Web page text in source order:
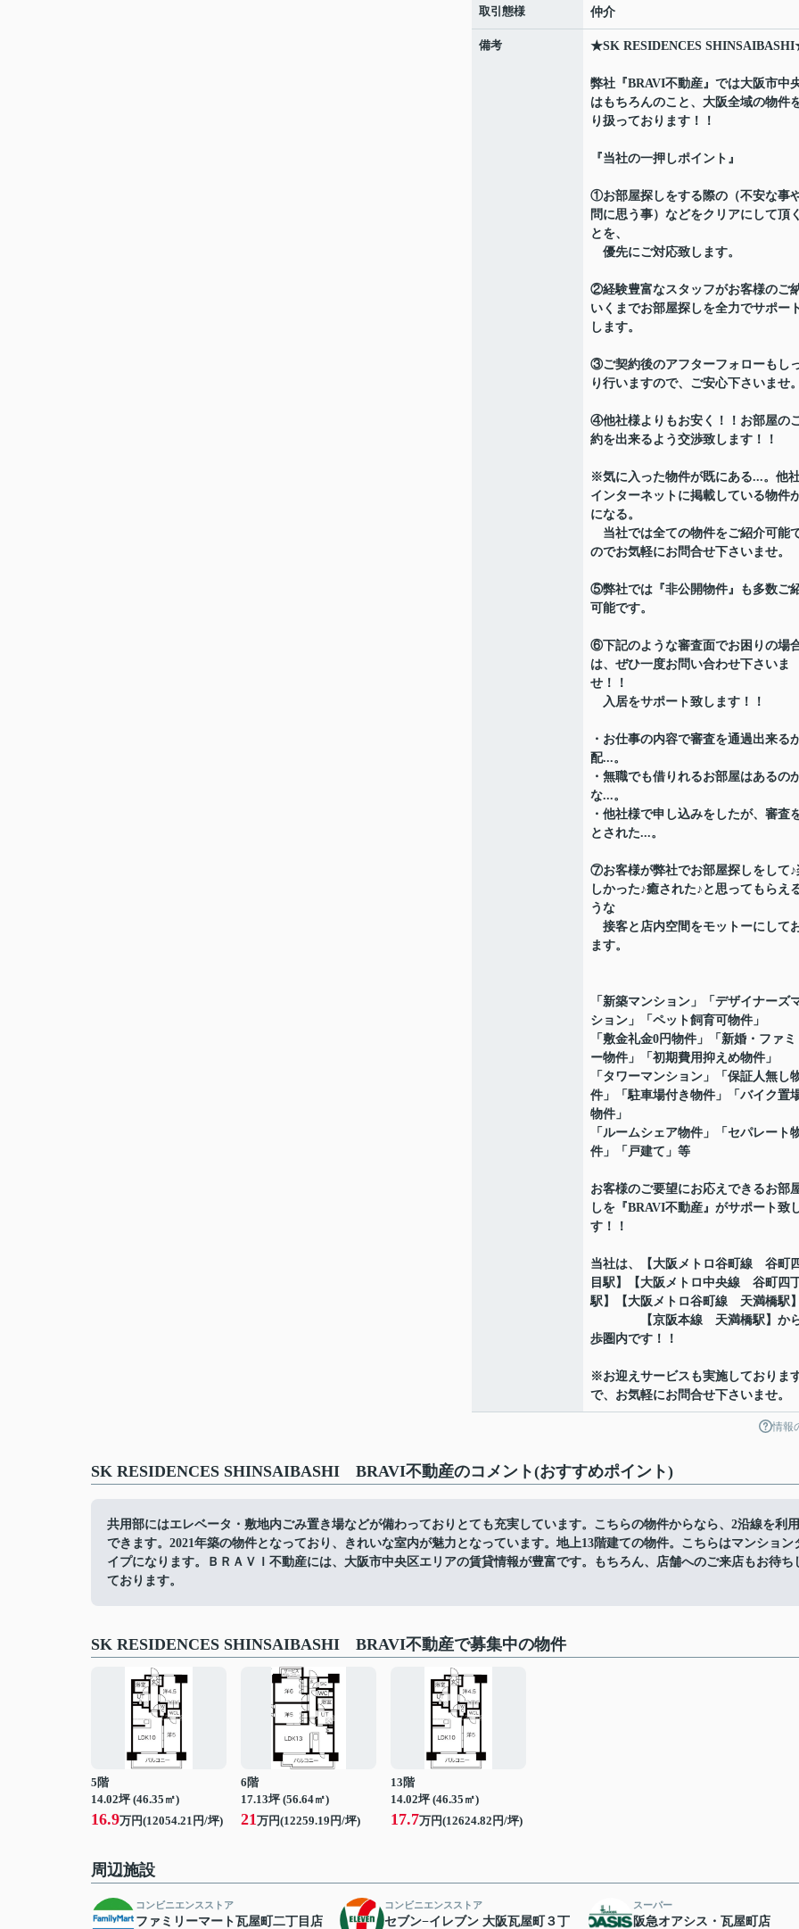
取引態様 仲介
備考 ★SK RESIDENCES
弊社『BRAVI不動産』では大阪市中
はもちろんのこと、大阪全域の物件
り扱っております！！
『当社の一押しポイント』
①お部屋探しをする際の（不安な事
問に思う事）などをクリアにして頂
とを、
優先にご対応致します。
②経験豊富なスタッフがお客様のご
いくまでお部屋探しを全力でサポー
します。
③ご契約後のアフターフォローもし
り行いますので、ご安心下さいませ
④他社様よりもお安く！！お部屋の
約を出来るよう交渉致します！！
※気に入った物件が既にある...。他
インターネットに掲載している物件
になる。
当社では全ての物件をご紹介可能
のでお気軽にお問合せ下さいませ。
⑤弊社では『非公開物件』も多数ご
可能です。
⑥下記のような審査面でお困りの場
は、ぜひ一度お問い合わせ下さいま
せ！！
入居をサポート致します！！
・お仕事の内容で審査を通過出来る
配...。
・無職でも借りれるお部屋はあるの
な...。
・他社様で申し込みをしたが、審査
とされた...。
⑦お客様が弊社でお部屋探しをして♪
しかった♪癒された♪と思ってもらえ
うな
接客と店内空間をモットーにして
ます。
「新築マンション」「デザイナーズ
ション」「ペット飼育可物件」
「敷金礼金0円物件」「新婚・ファミ
ー物件」「初期費用抑えめ物件」
「タワーマンション」「保証人無し
件」「駐車場付き物件」「バイク置
物件」
「ルームシェア物件」「セパレート
件」「戸建て」等
お客様のご要望にお応えできるお部
しを『BRAVI不動産』がサポート致
す！！
当社は、【大阪メトロ谷町線 谷町
目駅】【大阪メトロ中央線 谷町四
駅】【大阪メトロ谷町線 天満橋駅
【京阪本線 天満橋駅】か
歩圏内です！！
※お迎えサービスも実施しておりま
で、お気軽にお問合せ下さいませ。
情報
SK RESIDENCES SHINSAIBASHI BRAVI不動産のコメント(おすすめポイント)
共用部にはエレベータ・敷地内ごみ置き場などが備わっておりとても充実しています。こちらの物件からなら、2沿線を利用
できます。2021年築の物件となっており、きれいな室内が魅力となっています。地上13階建ての物件。こちらはマンション
イプになります。ＢＲＡＶＩ不動産には、大阪市中央区エリアの賃貸情報が豊富です。もちろん、店舗へのご来店もお待ち
ております。
SK RESIDENCES SHINSAIBASHI BRAVI不動産で募集中の物件
5階
14.02坪 (46.35㎡)
16.9万円(12054.21円/坪)
6階
17.13坪 (56.64㎡)
21万円(12259.19円/坪)
13階
14.02坪 (46.35㎡)
17.7万円(12624.82円/坪)
周辺施設
コンビニエンスストア
ファミリーマート瓦屋町二丁目店
コンビニエンスストア
セブン−イレブン 大阪瓦屋町３丁
スーパー
阪急オアシス・瓦屋町店